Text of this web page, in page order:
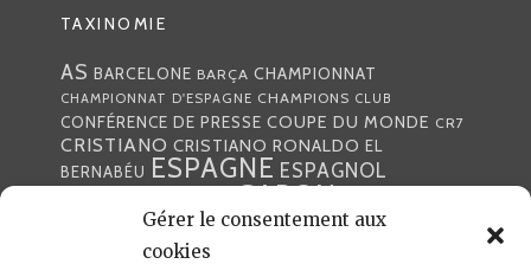
Gérer le consentement aux
cookies
TAXINOMIE
AS BARCELONE BARÇA CHAMPIONNAT
CHAMPIONNAT D'ESPAGNE CHAMPIONS CLUB
CONFÉRENCE DE PRESSE COUPE DU MONDE CR7
CRISTIANO CRISTIANO RONALDO EL
BERNABÉU ESPAGNE ESPAGNOL
GABON
JULEN LOPETEGUI KARIM BENZÉMA
LIGUE DES CHAMPIONS